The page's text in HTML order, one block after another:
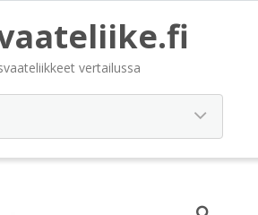
vertailussa